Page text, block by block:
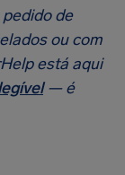
de
ou com
está aqui
— é